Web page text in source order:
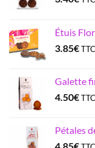
Étuis
3.85€TTC
Galette
4.50€TTC
Pétales